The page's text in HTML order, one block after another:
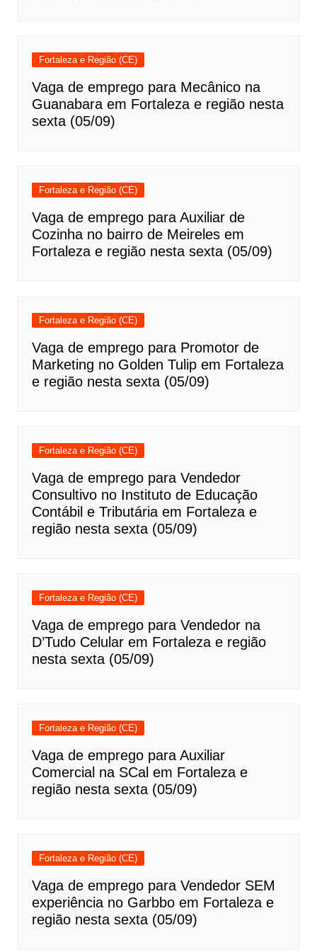
Fortaleza e Região (CE)
Vaga de emprego para Mecânico na
Guanabara em Fortaleza e região nesta
sexta (05/09)
Fortaleza e Região (CE)
Vaga de emprego para Auxiliar de
Cozinha no bairro de Meireles em
Fortaleza e região nesta sexta (05/09)
Fortaleza e Região (CE)
Vaga de emprego para Promotor de
Marketing no Golden Tulip em Fortaleza
e região nesta sexta (05/09)
Fortaleza e Região (CE)
Vaga de emprego para Vendedor
Consultivo no Instituto de Educação
Contábil e Tributária em Fortaleza e
região nesta sexta (05/09)
Fortaleza e Região (CE)
Vaga de emprego para Vendedor na
D’Tudo Celular em Fortaleza e região
nesta sexta (05/09)
Fortaleza e Região (CE)
Vaga de emprego para Auxiliar
Comercial na SCal em Fortaleza e
região nesta sexta (05/09)
Fortaleza e Região (CE)
Vaga de emprego para Vendedor SEM
experiência no Garbbo em Fortaleza e
região nesta sexta (05/09)